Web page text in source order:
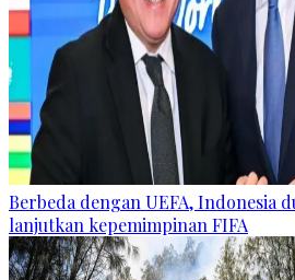
Berbeda dengan UEFA, Indonesia
lanjutkan kepemimpinan FIFA